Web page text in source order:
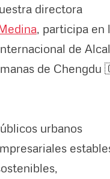
directora
, participa en
de
de
urbanos